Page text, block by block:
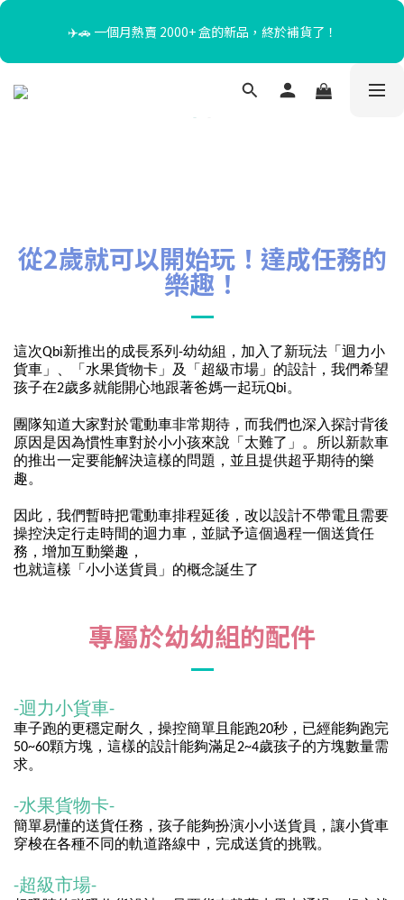
暑假限定☀️滿額送迴力小貨車、最高再折$650！
✈️🚗 一個月熱賣 2000+ 盒的新品，終於補貨了！
台灣消費滿NT$1000即享免運｜港澳運費NT$400，滿NT$5000享
從2歲就可以開始玩！達成任務的
樂趣！
這次Qbi新推出的成長系列-幼幼組，加入了新玩法「迴力小
貨車」、「水果貨物卡」及「超級市場」的設計，我們希望
孩子在2歲多就能開心地跟著爸媽一起玩Qbi。
團隊知道大家對於電動車非常期待，而我們也深入探討背後
原因是因為慣性車對於小小孩來說「太難了」。所以新款車
的推出一定要能解決這樣的問題，並且提供超乎期待的樂
趣。
因此，我們暫時把電動車排程延後，改以設計不帶電且需要
操控決定行走時間的迴力車，並賦予這個過程一個送貨任
務，增加互動樂趣，
也就這樣「小小送貨員」的概念誕生了
專屬於幼幼組的配件
-迴力小貨車-
車子跑的更穩定耐久，操控簡單且能跑20秒，已經能夠跑完
50~60顆方塊，這樣的設計能夠滿足2~4歲孩子的方塊數量需
求。
-水果貨物卡-
簡單易懂的送貨任務，孩子能夠扮演小小送貨員，讓小貨車
穿梭在各種不同的軌道路線中，完成送貨的挑戰。
-超級市場-